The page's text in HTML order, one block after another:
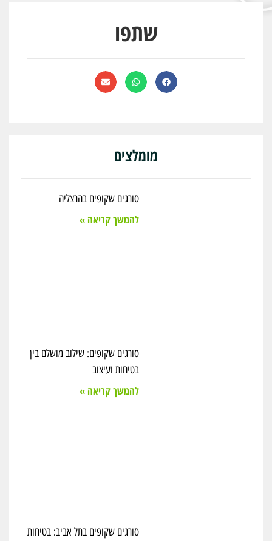
שתפו
מומלצים
סורגים שקופים בהרצליה
להמשך קריאה »
סורגים שקופים: שילוב מושלם בין
בטיחות ועיצוב
להמשך קריאה »
סורגים שקופים בתל אביב: בטיחות